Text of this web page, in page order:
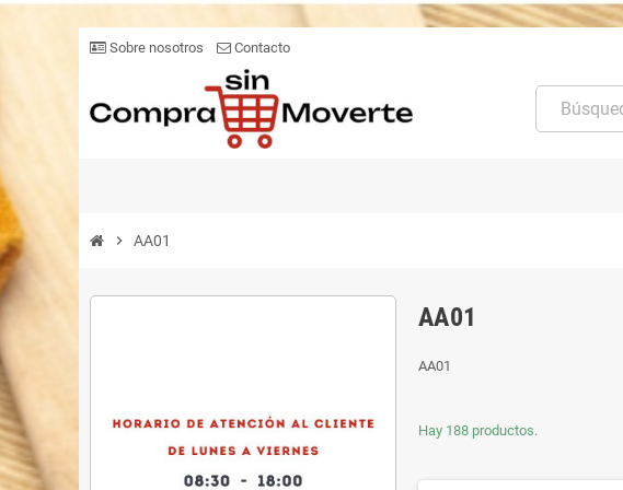
Sobre nosotros Contacto
chevron_right AA01
AA01
AA01
Hay 188 productos.